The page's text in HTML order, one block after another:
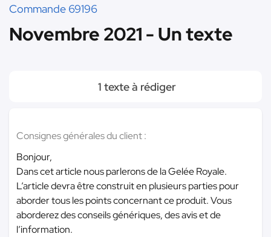
Commande 69196
Novembre 2021 - Un texte
1 texte à rédiger
Consignes générales du client :
Bonjour,
Dans cet article nous parlerons de la Gelée Royale.
L’article devra être construit en plusieurs parties pour
aborder tous les points concernant ce produit. Vous
aborderez des conseils génériques, des avis et de
l’information.